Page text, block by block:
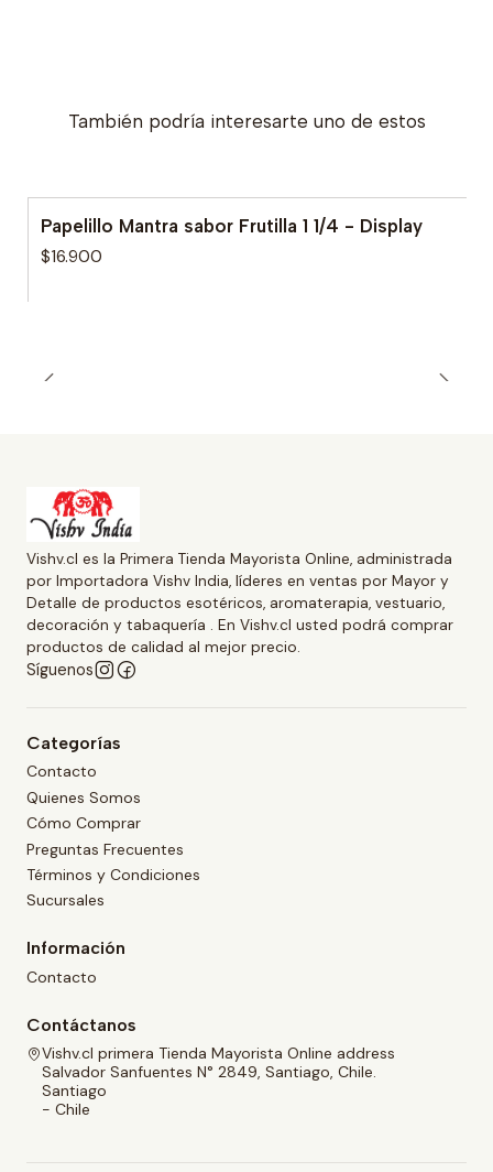
También podría interesarte uno de estos
Papelillo Mantra sabor Frutilla 1 1/4 - Display
$16.900
Vishv.cl es la Primera Tienda Mayorista Online, administrada
por Importadora Vishv India, líderes en ventas por Mayor y
Detalle de productos esotéricos, aromaterapia, vestuario,
decoración y tabaquería . En Vishv.cl usted podrá comprar
productos de calidad al mejor precio.
Síguenos
Categorías
Contacto
Quienes Somos
Cómo Comprar
Preguntas Frecuentes
Términos y Condiciones
Sucursales
Información
Contacto
Contáctanos
Vishv.cl primera Tienda Mayorista Online address
Salvador Sanfuentes N° 2849, Santiago, Chile.
Santiago
- Chile